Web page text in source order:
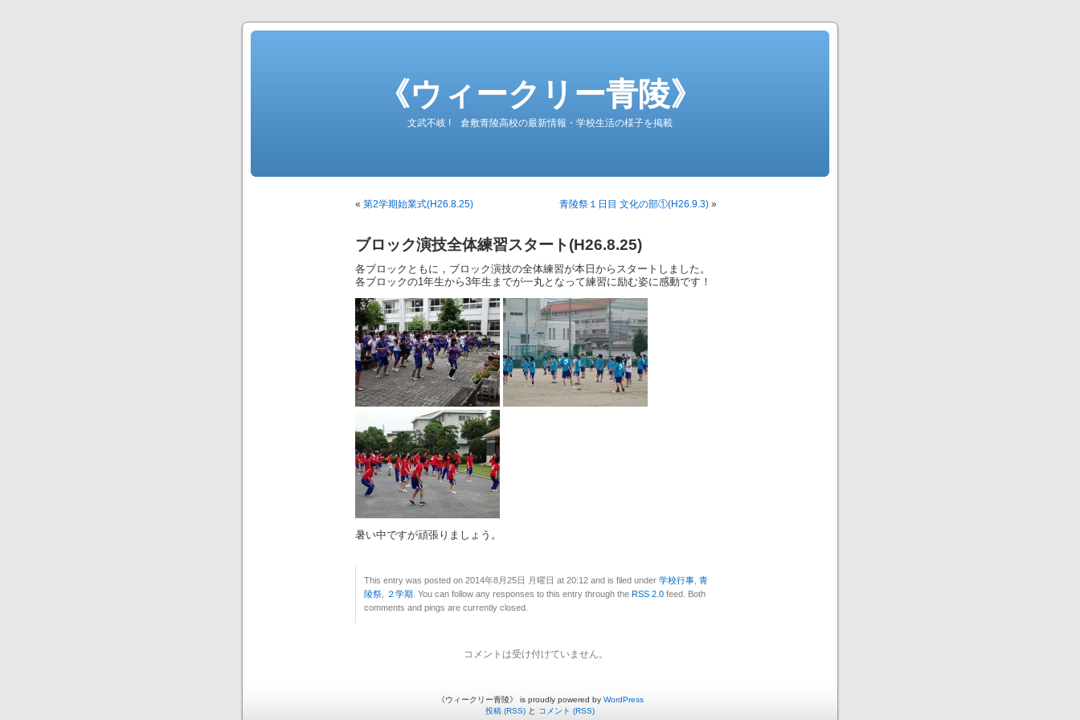
《ウィークリー青陵》
文武不岐 ! 倉敷青陵高校の最新情報・学校生活の様子を掲載
« 第2学期始業式(H26.8.25) 青陵祭１日目 文化の部①(H26.9.3) »
ブロック演技全体練習スタート(H26.8.25)
各ブロックともに，ブロック演技の全体練習が本日からスタートしました。
各ブロックの1年生から3年生までが一丸となって練習に励む姿に感動です！
暑い中ですが頑張りましょう。
This entry was posted on 2014年8月25日 月曜日 at 20:12 and is filed under 学校行事 青
陵祭
２学期 . You can follow any responses to this entry through the RSS 2.0 feed. Both
comments and pings are currently closed.
コメントは受け付けていません。
《ウィークリー青陵》 is proudly powered by WordPress
投稿 (RSS) と コメント (RSS)